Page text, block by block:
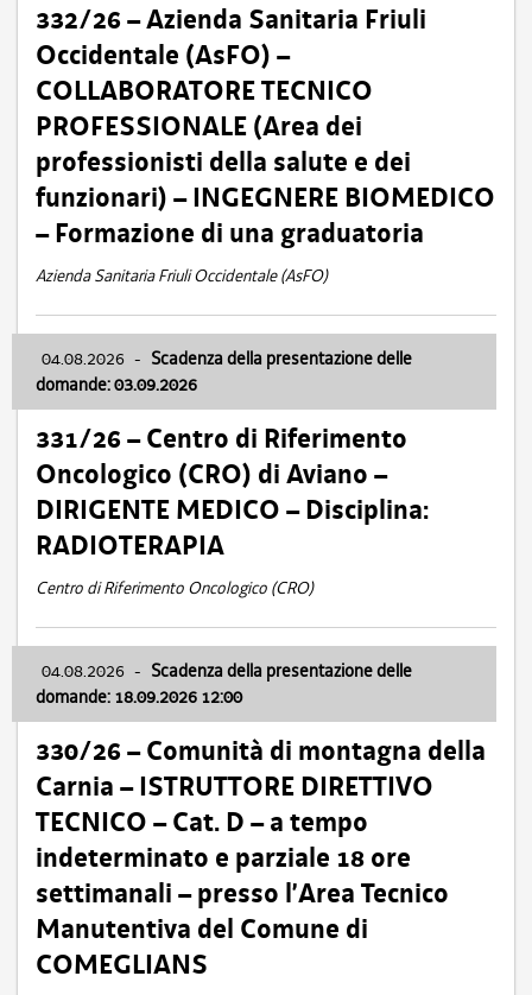
332/26 – Azienda Sanitaria Friuli
Occidentale (AsFO) –
COLLABORATORE TECNICO
PROFESSIONALE (Area dei
professionisti della salute e dei
funzionari) – INGEGNERE BIOMEDICO
– Formazione di una graduatoria
Azienda Sanitaria Friuli Occidentale (AsFO)
04.08.2026 - Scadenza della presentazione delle
domande: 03.09.2026
331/26 – Centro di Riferimento
Oncologico (CRO) di Aviano –
DIRIGENTE MEDICO – Disciplina:
RADIOTERAPIA
Centro di Riferimento Oncologico (CRO)
04.08.2026 - Scadenza della presentazione delle
domande: 18.09.2026 12:00
330/26 – Comunità di montagna della
Carnia – ISTRUTTORE DIRETTIVO
TECNICO – Cat. D – a tempo
indeterminato e parziale 18 ore
settimanali – presso l’Area Tecnico
Manutentiva del Comune di
COMEGLIANS